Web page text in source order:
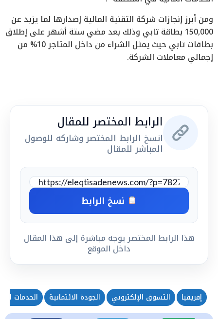
ومن أبرز إنجازات شركة التقنية المالية إصدارها لما يزيد عن
150,000 بطاقة تابي وذلك بعد مضي ستة أشهر على إطلاق
بطاقات تابي حيث يمثل الشراء من داخل المتاجر 10% من
إجمالي معاملات الشركة.
الرابط المختصر للمقال
انسخ الرابط المختصر وشاركه للوصول
المباشر للمقال
نسخ الرابط
هذا الرابط المختصر يوجه مباشرة إلى هذا المقال
داخل الموقع
إفريقيا التسوق الإلكتروني الجودة الائتمانية الخدمات